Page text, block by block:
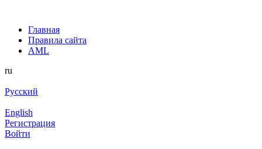
Главная
Правила сайта
AML
ru
Русский
English
Регистрация
Войти